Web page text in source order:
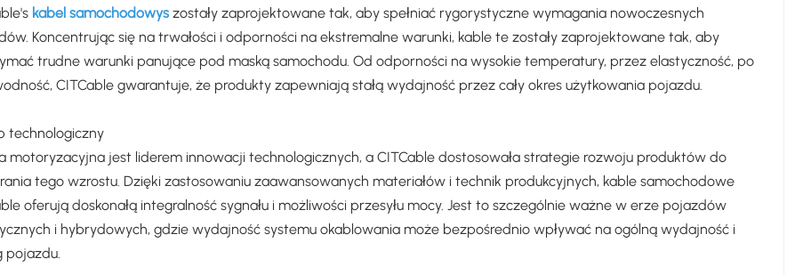
kabel samochodowyszostały zaprojektowane tak, aby spełniać rygorystyczne wymagania nowoczesnych
Koncentrując się na trwałości i odporności na ekstremalne warunki, kable te zostały zaprojektowane tak, aby
trudne warunki panujące pod maską samochodu. Od odporności na wysokie temperatury, przez elastyczność, po
CITCable gwarantuje, że produkty zapewniają stałą wydajność przez cały okres użytkowania pojazdu.
technologiczny
motoryzacyjna jest liderem innowacji technologicznych, a CITCable dostosowała strategie rozwoju produktów do
tego wzrostu. Dzięki zastosowaniu zaawansowanych materiałów i technik produkcyjnych, kable samochodowe
oferują doskonałą integralność sygnału i możliwości przesyłu mocy. Jest to szczególnie ważne w erze pojazdów
i hybrydowych, gdzie wydajność systemu okablowania może bezpośrednio wpływać na ogólną wydajność i
pojazdu.